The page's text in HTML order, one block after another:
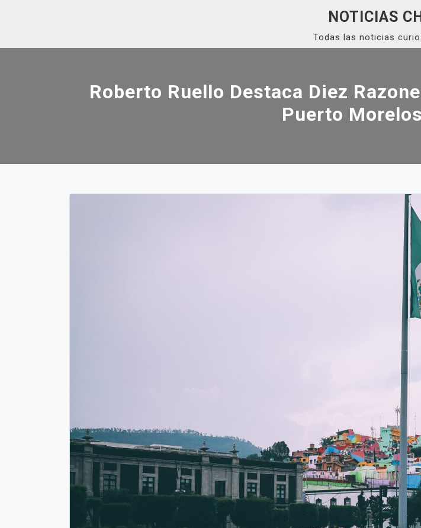
NOTICIAS
Todas las noticias
Roberto Ruello Destaca Diez
Puerto